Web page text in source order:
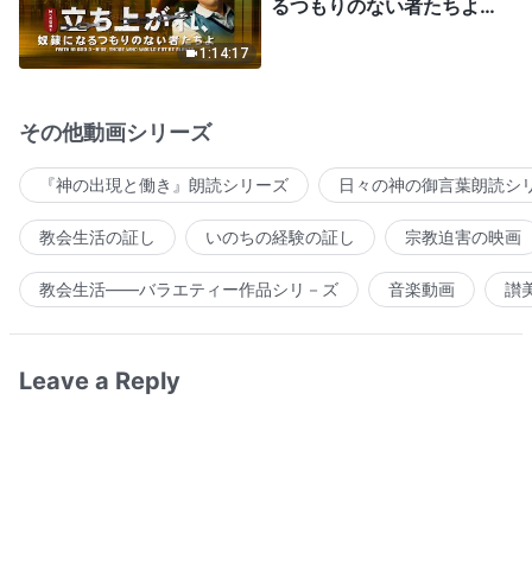
1:14:17
るつもりのない者たちよ」
その他動画シリーズ
『神の出現と働き』朗読シリーズ 日々の神の御言葉朗読シ
教会生活の証し いのちの経験の証し 宗教迫害の映画
教会生活――バラエティー作品シリ－ズ 音楽動画 讃
Leave a Reply